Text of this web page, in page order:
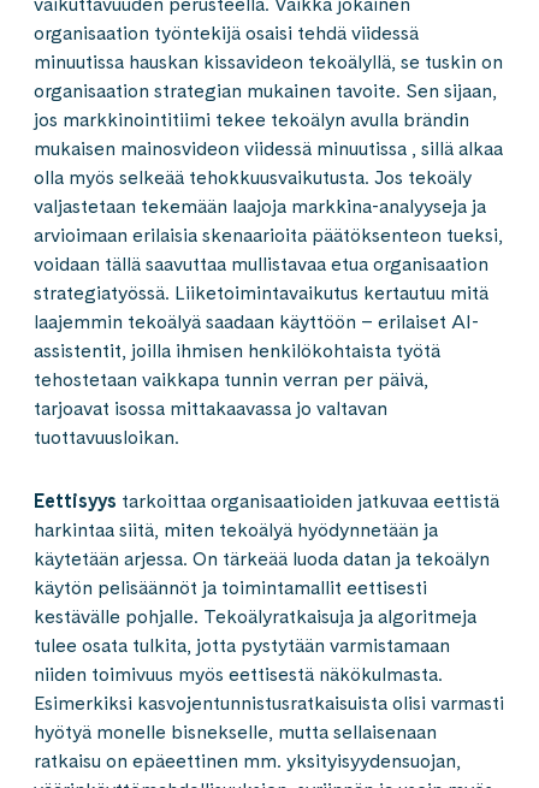
organisaation työntekijä osaisi tehdä viidessä
minuutissa hauskan kissavideon tekoälyllä, se tuskin on
organisaation strategian mukainen tavoite. Sen sijaan,
jos markkinointitiimi tekee tekoälyn avulla brändin
mukaisen mainosvideon viidessä minuutissa , sillä alkaa
olla myös selkeää tehokkuusvaikutusta. Jos tekoäly
valjastetaan tekemään laajoja markkina-analyyseja ja
arvioimaan erilaisia skenaarioita päätöksenteon tueksi,
voidaan tällä saavuttaa mullistavaa etua organisaation
strategiatyössä. Liiketoimintavaikutus kertautuu mitä
laajemmin tekoälyä saadaan käyttöön – erilaiset AI-
assistentit, joilla ihmisen henkilökohtaista työtä
tehostetaan vaikkapa tunnin verran per päivä,
tarjoavat isossa mittakaavassa jo valtavan
tuottavuusloikan.
Eettisyys tarkoittaa organisaatioiden jatkuvaa eettistä
harkintaa siitä, miten tekoälyä hyödynnetään ja
käytetään arjessa. On tärkeää luoda datan ja tekoälyn
käytön pelisäännöt ja toimintamallit eettisesti
kestävälle pohjalle. Tekoälyratkaisuja ja algoritmeja
tulee osata tulkita, jotta pystytään varmistamaan
niiden toimivuus myös eettisestä näkökulmasta.
Esimerkiksi kasvojentunnistusratkaisuista olisi varmasti
hyötyä monelle bisnekselle, mutta sellaisenaan
ratkaisu on epäeettinen mm. yksityisyydensuojan,